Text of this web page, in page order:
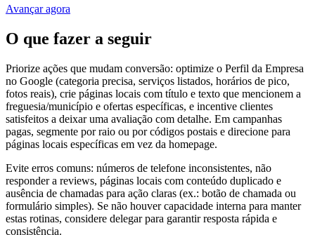
Avançar agora
O que fazer a seguir
Priorize ações que mudam conversão: optimize o Perfil da Empresa
no Google (categoria precisa, serviços listados, horários de pico,
fotos reais), crie páginas locais com título e texto que mencionem a
freguesia/município e ofertas específicas, e incentive clientes
satisfeitos a deixar uma avaliação com detalhe. Em campanhas
pagas, segmente por raio ou por códigos postais e direcione para
páginas locais específicas em vez da homepage.
Evite erros comuns: números de telefone inconsistentes, não
responder a reviews, páginas locais com conteúdo duplicado e
ausência de chamadas para ação claras (ex.: botão de chamada ou
formulário simples). Se não houver capacidade interna para manter
estas rotinas, considere delegar para garantir resposta rápida e
consistência.